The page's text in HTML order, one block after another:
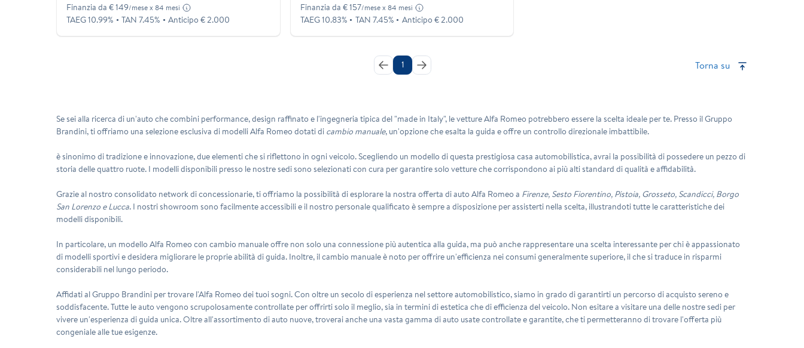
Finanzia da € 149/mese x 84 mesi
TAEG 10.99% TAN 7.45% Anticipo € 2.000
Finanzia da € 157/mese x 84 mesi
TAEG 10.83% TAN 7.45% Anticipo € 2.000
1 Torna su
Se sei alla ricerca di un'auto che combini performance, design raffinato e l'ingegneria tipica del "made in Italy", le vettureAlfa Romeo potrebbero essere la scelta ideale per te. Presso il Gruppo
Brandini, ti offriamo una selezione esclusiva di modelli Alfa Romeo dotati di cambio manuale, un'opzione che esalta la guida e offre un controllo direzionale imbattibile.
è sinonimo di tradizione e innovazione, due elementi che si riflettono in ogni veicolo. Scegliendo un modello di questa prestigiosa casa automobilistica, avrai la possibilità di possedere un pezzo di
storia delle quattro ruote. I modelli disponibili presso le nostre sedi sono selezionati con cura per garantire solo vetture che corrispondono ai più alti standard di qualità e affidabilità.
Grazie al nostro consolidato network di concessionarie, ti offriamo la possibilità di esplorare la nostra offerta diauto Alfa Romeoa Firenze, Sesto Fiorentino, Pistoia, Grosseto, Scandicci, Borgo
San Lorenzo e Lucca. I nostri showroom sono facilmente accessibili e il nostro personale qualificato è sempre a disposizione per assisterti nella scelta, illustrandoti tutte le caratteristiche dei
modelli disponibili.
In particolare, un modello Alfa Romeo con cambio manuale offre non solo una connessione più autentica alla guida, ma può anche rappresentare una scelta interessante per chi è appassionato
di modelli sportivi e desidera migliorare le proprie abilità di guida. Inoltre, il cambio manuale è noto per offrire un'efficienza nei consumi generalmente superiore, il che si traduce in risparmi
considerabili nel lungo periodo.
Affidati al Gruppo Brandini per trovare l'Alfa Romeo dei tuoi sogni. Con oltre un secolo di esperienza nel settore automobilistico, siamo in grado di garantirti un percorso di acquisto sereno e
soddisfacente. Tutte le auto vengono scrupolosamente controllate per offrirti solo il meglio, sia in termini di estetica che di efficienza del veicolo. Non esitare a visitare una delle nostre sedi per
vivere un'esperienza di guida unica. Oltre all'assortimento di auto nuove, troverai anche una vasta gamma di auto usate controllate e garantite, che ti permetteranno di trovare l'offerta più
congeniale alle tue esigenze.